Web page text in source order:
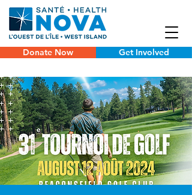
Donate Now Get Involved